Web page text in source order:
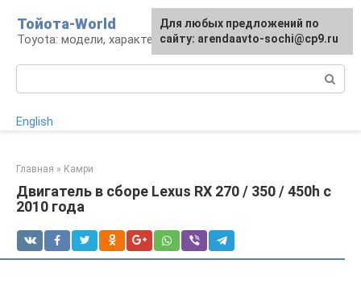
контенту
Тойота-World
Toyota: модели, характеристики, проблемы
English
Главная » Камри
Двигатель в сборе Lexus RX 270 / 350 / 450h с
2010 года
Для любых предложений по
сайту: arendaavto-sochi@cp9.ru